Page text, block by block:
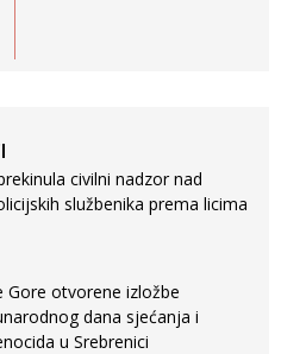
civilni nadzor nad
službenika prema licima
Gore otvorene izložbe
dana sjećanja i
u Srebrenici